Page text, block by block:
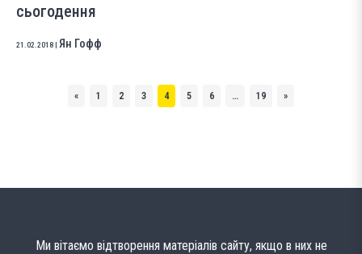
сьогодення
21.02.2018 Ян Гофф
« 1 2 3 4 5 6 … 19 »
Ми вітаємо відтворення матеріалів сайту, якщо в них не